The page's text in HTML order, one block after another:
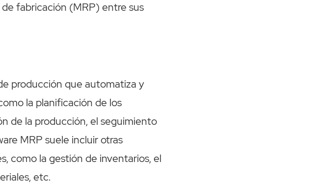
fabricación (MRP) entre sus
producción que automatiza y
la planificación de los
de la producción, el seguimiento
MRP suele incluir otras
como la gestión de inventarios, el
etc.